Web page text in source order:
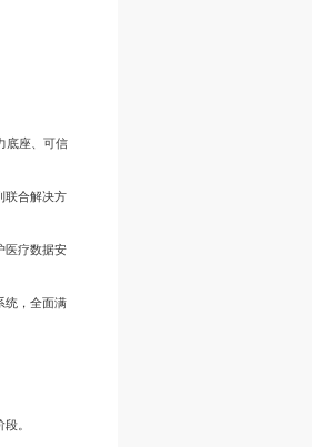
底座、可信
联合解决方
医疗数据安
统，全面满
。